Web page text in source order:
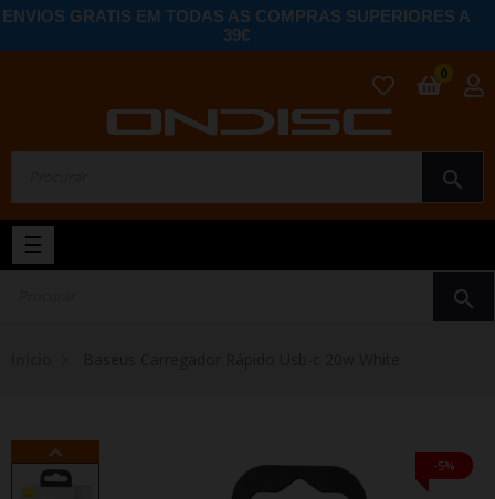
ENVIOS GRATIS EM TODAS AS COMPRAS SUPERIORES A
39€
search
0
Toggle
navigation
☰
search
-5%